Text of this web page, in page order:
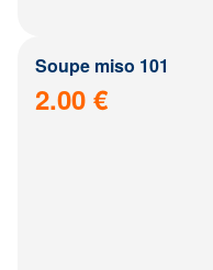
Soupe miso 101
2.00 €